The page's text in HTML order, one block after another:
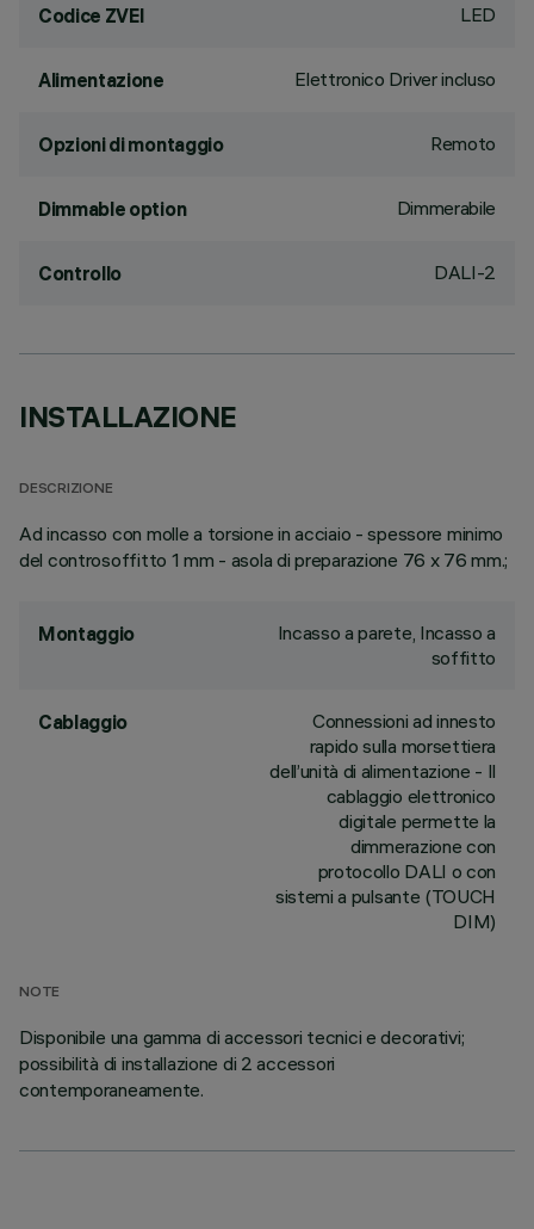
Codice ZVEI LED
Alimentazione Elettronico Driver incluso
Opzioni di montaggio Remoto
Dimmable option Dimmerabile
Controllo DALI-2
INSTALLAZIONE
DESCRIZIONE
Ad incasso con molle a torsione in acciaio - spessore minimo
del controsoffitto 1 mm - asola di preparazione 76 x 76 mm.;
Montaggio
Incasso a parete, Incasso a
soffitto
Cablaggio
Connessioni ad innesto
rapido sulla morsettiera
dell’unità di alimentazione - Il
cablaggio elettronico
digitale permette la
dimmerazione con
protocollo DALI o con
sistemi a pulsante (TOUCH
DIM)
NOTE
Disponibile una gamma di accessori tecnici e decorativi;
possibilità di installazione di 2 accessori
contemporaneamente.